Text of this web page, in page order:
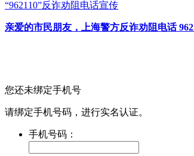
“962110”反诈劝阻电话宣传
亲爱的市民朋友，上海警方反诈劝阻电话
您还未绑定手机号
请绑定手机号码，进行实名认证。
手机号码：